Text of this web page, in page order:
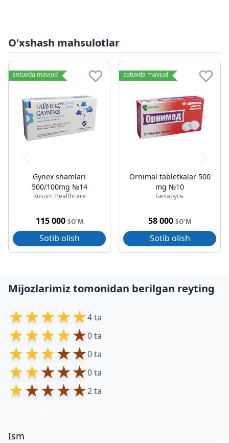
O'xshash mahsulotlar
sotuvda mavjud
Gynex shamlari
500/100mg №14
Kusum Healthcare
115 000 SO'M
Sotib olish
sotuvda mavjud
Ornimal tabletkalar 500
mg №10
Беларусь
58 000 SO'M
Sotib olish
Mijozlarimiz tomonidan berilgan reyting
★★★★★4 ta
★★★★★0 ta
★★★★★0 ta
★★★★★0 ta
★★★★★2 ta
Ism